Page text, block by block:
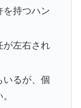
を持つハン
が左右され
るが、個